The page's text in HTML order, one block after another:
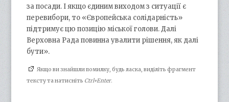
за посади. І якщо єдиним виходом з ситуації є
перевибори, то «Європейська солідарність»
підтримує цю позицію міської голови. Далі
Верховна Рада повинна увалити рішення, як далі
бути».
Якщо ви знайшли помилку, будь ласка, виділіть фрагмент
тексту та натисніть Ctrl+Enter.